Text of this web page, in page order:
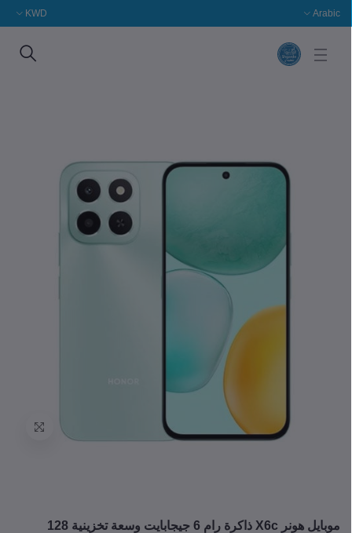
Arabic
KWD
موبايل هونر X6c ذاكرة رام 6 جيجابايت وسعة تخزينية 128